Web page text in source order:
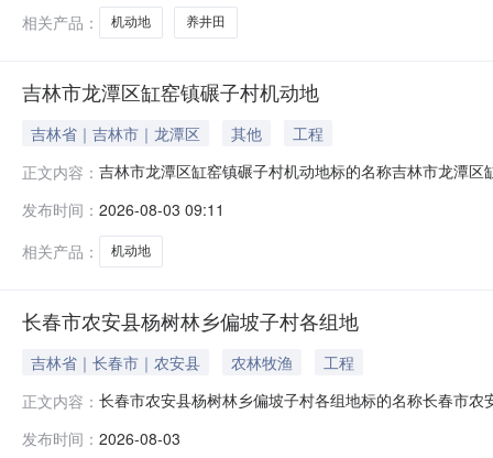
相关产品：
机动地 养井田
吉林市龙潭区缸窑镇碾子村机动地
吉林省｜吉林市｜龙潭区 其他
工程
正文内容： 吉林市龙潭区缸窑镇碾子村机动地标的名称吉林市龙潭
型东至西至南至北至1赵国华344.0碾子村一组东坟2.58
发布时间： 2026-08-03 09:11
相关产品：
机动地
长春市农安县杨树林乡偏坡子村各组地
吉林省｜长春市｜农安县 农林牧渔
工程
正文内容： 长春市农安县杨树林乡偏坡子村各组地标的名称长春市
块类型东至西至南至北至1马长琴9550.0偏坡子村4组林
发布时间： 2026-08-03